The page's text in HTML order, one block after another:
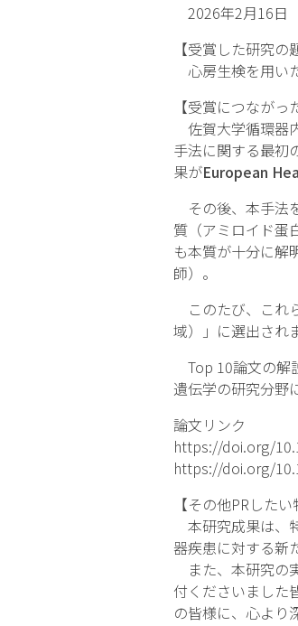
2026年2月16日
【受賞した研究の
心房生検を用い
【受賞につながっ
佐賀大学循環器
手法に関する最初
果がEuropean
その後、本手法
質（アミロイド蛋
も本質が十分に
師）。
このたび、これ
域）」に選出され
Top 10論文の解
遺伝学の研究分野
論文リンク
https://doi.org/
https://doi.org/
【その他PRしたい
本研究成果は、
器疾患に対する新
また、本研究の
付くださいました
の皆様に、心より